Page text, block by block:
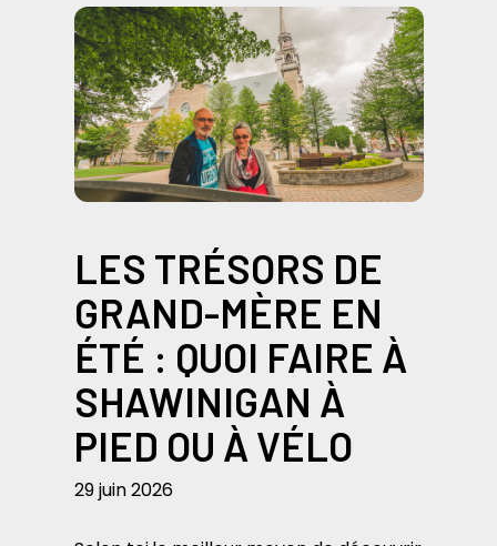
LES TRÉSORS DE
GRAND-MÈRE EN
ÉTÉ : QUOI FAIRE À
SHAWINIGAN À
PIED OU À VÉLO
29 juin 2026